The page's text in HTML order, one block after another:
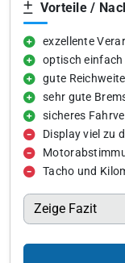
Vorteile /
exzellente
optisch einfach
gute
sehr gute
sicheres
Display viel zu
Tacho und
Zeige Fazit